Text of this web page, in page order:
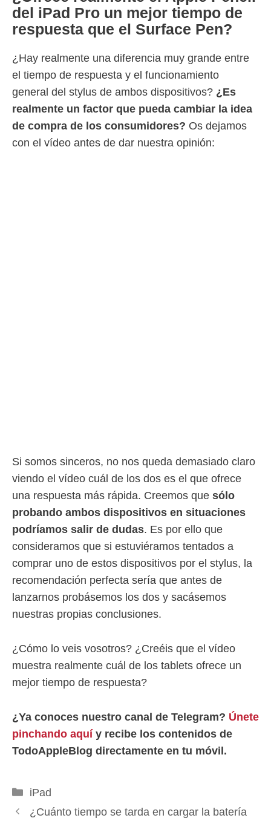
del iPad Pro un mejor tiempo de
respuesta que el Surface Pen?
¿Hay realmente una diferencia muy grande entre
el tiempo de respuesta y el funcionamiento
general del stylus de ambos dispositivos? ¿Es
realmente un factor que pueda cambiar la idea
de compra de los consumidores? Os dejamos
con el vídeo antes de dar nuestra opinión:
Si somos sinceros, no nos queda demasiado claro
viendo el vídeo cuál de los dos es el que ofrece
una respuesta más rápida. Creemos que sólo
probando ambos dispositivos en situaciones
podríamos salir de dudas. Es por ello que
consideramos que si estuviéramos tentados a
comprar uno de estos dispositivos por el stylus, la
recomendación perfecta sería que antes de
lanzarnos probásemos los dos y sacásemos
nuestras propias conclusiones.
¿Cómo lo veis vosotros? ¿Creéis que el vídeo
muestra realmente cuál de los tablets ofrece un
mejor tiempo de respuesta?
¿Ya conoces nuestro canal de Telegram? Únete
pinchando aquíy recibe los contenidos de
TodoAppleBlog directamente en tu móvil.
Categorías
iPad
¿Cuánto tiempo se tarda en cargar la batería